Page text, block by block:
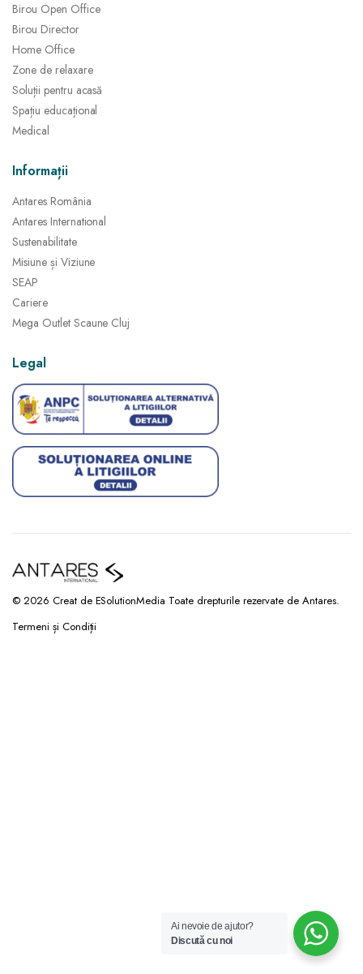
Birou Open Office
Birou Director
Home Office
Zone de relaxare
Soluții pentru acasă
Spațiu educațional
Medical
Informații
Antares România
Antares International
Sustenabilitate
Misiune și Viziune
SEAP
Cariere
Mega Outlet Scaune Cluj
Legal
© 2026 Creat de ESolutionMedia Toate drepturile rezervate de Antares.
Termeni și Condiții
Ai nevoie de ajutor?
Discută cu noi